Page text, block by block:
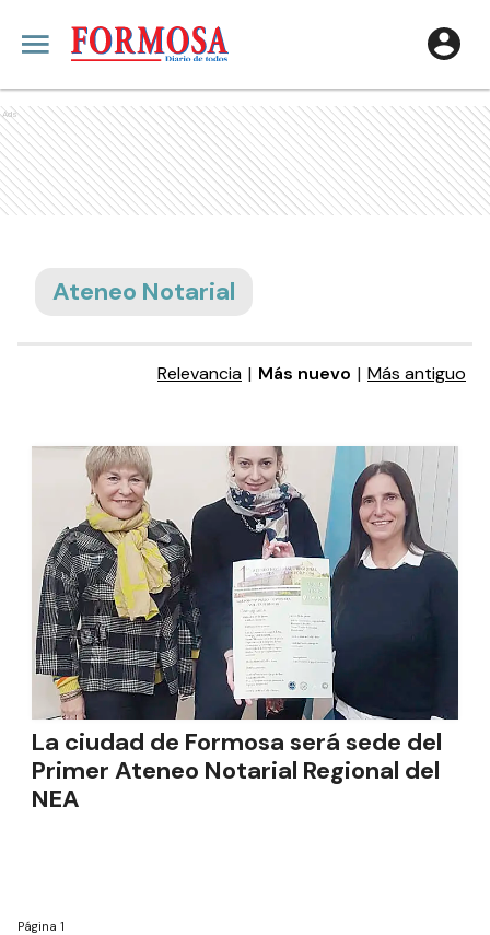
Ads
Ateneo Notarial
Relevancia | Más nuevo | Más antiguo
La ciudad de Formosa será sede del
Primer Ateneo Notarial Regional del
NEA
Página 1